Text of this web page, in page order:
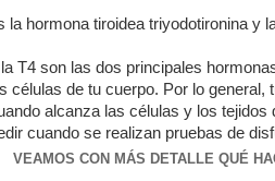
la hormona tiroidea triyodotironina y
la T4 son las dos principales
células de tu cuerpo. Por lo
alcanza las células y los
cuando se realizan pruebas de
VEAMOS CON MÁS DETALLE QUÉ